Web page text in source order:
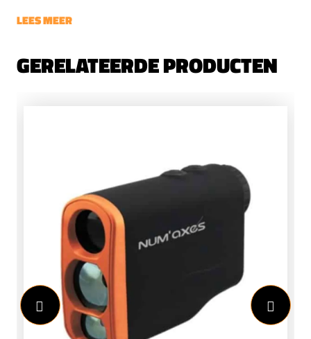
LEES MEER
GERELATEERDE PRODUCTEN